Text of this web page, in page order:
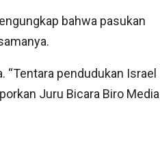
bahwa pasukan
“Tentara pendudukan Israel
Juru Bicara Biro Media